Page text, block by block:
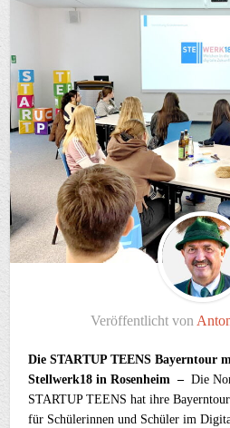
Veröffentlicht von
Die STARTUP TEENS Bayerntour
Stellwerk18 in Rosenheim – Die
STARTUP TEENS hat ihre
für Schülerinnen und Schüler im